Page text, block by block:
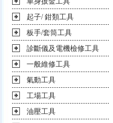
起子/ 鉗類工具
板手/套筒工具
診斷儀及電機檢修工具
一般維修工具
氣動工具
工場工具
油壓工具